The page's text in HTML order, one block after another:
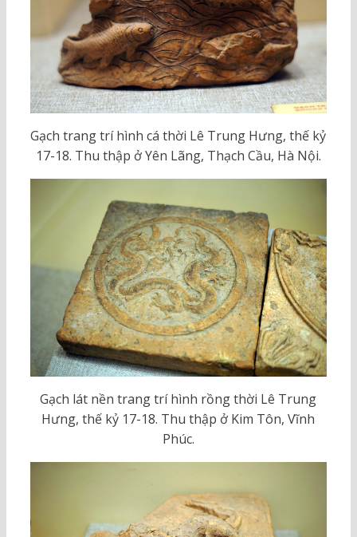
Gạch trang trí hình cá thời Lê Trung Hưng, thế kỷ
17-18. Thu thập ở Yên Lãng, Thạch Cầu, Hà Nội.
Gạch lát nền trang trí hình rồng thời Lê Trung
Hưng, thế kỷ 17-18. Thu thập ở Kim Tôn, Vĩnh
Phúc.